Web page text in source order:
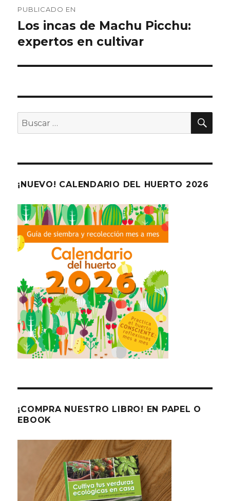
de
entradas
PUBLICADO EN
Los incas de Machu Picchu:
expertos en cultivar
Buscar
por:
¡NUEVO! CALENDARIO DEL HUERTO 2026
¡COMPRA NUESTRO LIBRO! EN PAPEL O
EBOOK